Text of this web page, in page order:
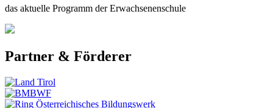
das aktuelle Programm der Erwachsenenschule
Partner & Förderer